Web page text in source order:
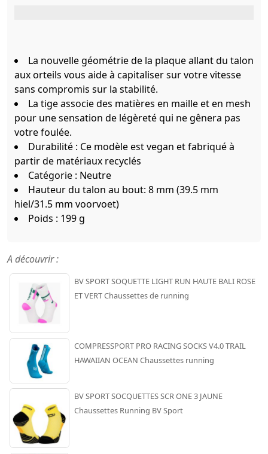
La nouvelle géométrie de la plaque allant du talon
aux orteils vous aide à capitaliser sur votre vitesse
sans compromis sur la stabilité.
La tige associe des matières en maille et en mesh
pour une sensation de légèreté qui ne gênera pas
votre foulée.
Durabilité : Ce modèle est vegan et fabriqué à
partir de matériaux recyclés
Catégorie : Neutre
Hauteur du talon au bout: 8 mm (39.5 mm
hiel/31.5 mm voorvoet)
Poids : 199 g
A découvrir :
BV SPORT SOQUETTE LIGHT RUN HAUTE BALI ROSE
ET VERT Chaussettes de running
COMPRESSPORT PRO RACING SOCKS V4.0 TRAIL
HAWAIIAN OCEAN Chaussettes running
BV SPORT SOCQUETTES SCR ONE 3 JAUNE
Chaussettes Running BV Sport